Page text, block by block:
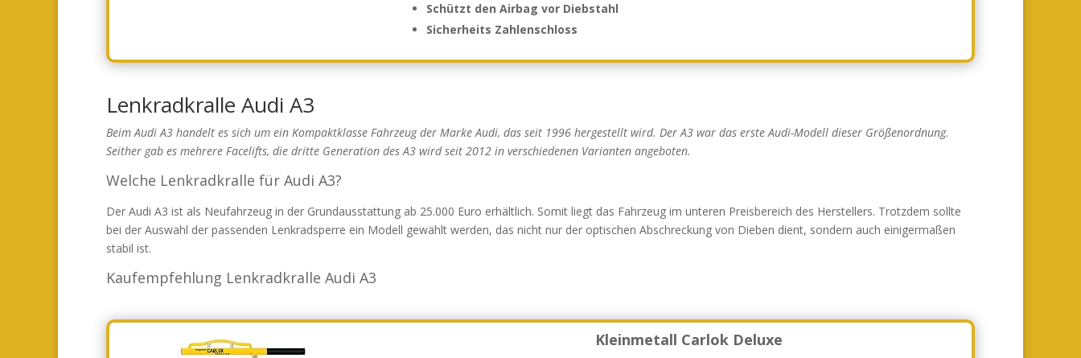
Schützt den Airbag vor Diebstahl
Sicherheits Zahlenschloss
Lenkradkralle Audi A3
Beim Audi A3 handelt es sich um ein Kompaktklasse Fahrzeug der Marke Audi, das seit 1996 hergestellt wird. Der A3 war das erste Audi-Modell dieser Größenordnung.
Seither gab es mehrere Facelifts, die dritte Generation des A3 wird seit 2012 in verschiedenen Varianten angeboten.
Welche Lenkradkralle für Audi A3?
Der Audi A3 ist als Neufahrzeug in der Grundausstattung ab 25.000 Euro erhältlich. Somit liegt das Fahrzeug im unteren Preisbereich des Herstellers. Trotzdem sollte
bei der Auswahl der passenden Lenkradsperre ein Modell gewählt werden, das nicht nur der optischen Abschreckung von Dieben dient, sondern auch einigermaßen
stabil ist.
Kaufempfehlung Lenkradkralle Audi A3
Kleinmetall Carlok Deluxe